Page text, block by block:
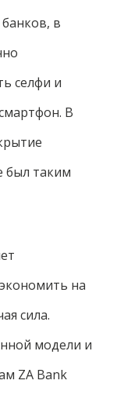
в
селфи и
В
был таким
на
сила.
модели и
ZA Bank